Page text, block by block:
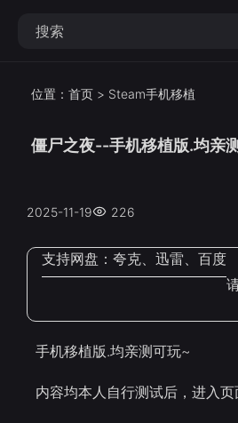
位置： 首页 > Steam手机移植
僵尸之夜--手机移植版.均亲
2025-11-19 226
支持网盘： 夸克、迅雷、百度
手机移植版.均亲测可玩~
内容均本人自行测试后，进入